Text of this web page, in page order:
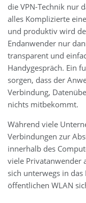
die VPN-Technik nur
alles Komplizierte
und produktiv wird
Endanwender nur
transparent und
Handygespräch. Ein
sorgen, dass der
Verbindung,
nichts mitbekommt.
Während viele
Verbindungen zur
innerhalb des
viele Privatanwender
sich unterwegs in
öffentlichen WLAN